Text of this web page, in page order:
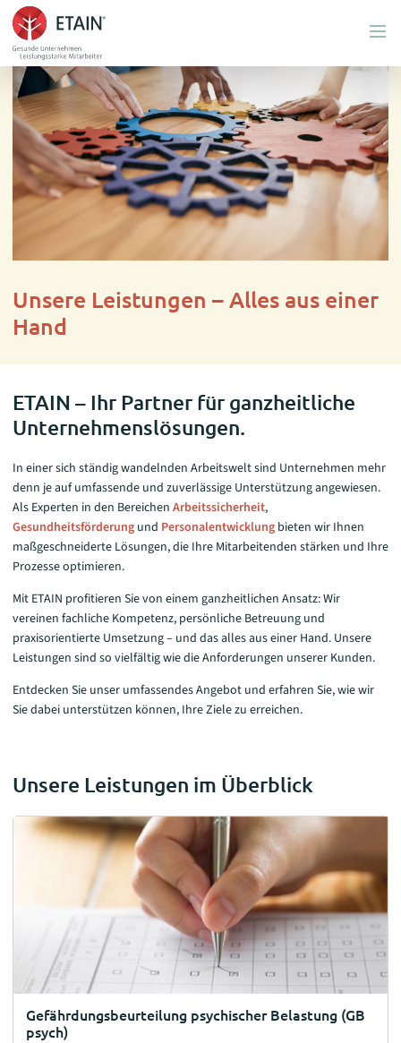
Menü
Unsere Leistungen – Alles aus einer
Hand
ETAIN – Ihr Partner für ganzheitliche
Unternehmenslösungen.
In einer sich ständig wandelnden Arbeitswelt sind Unternehmen mehr
denn je auf umfassende und zuverlässige Unterstützung angewiesen.
Als Experten in den Bereichen Arbeitssicherheit,
Gesundheitsförderung und Personalentwicklung bieten wir Ihnen
maßgeschneiderte Lösungen, die Ihre Mitarbeitenden stärken und Ihre
Prozesse optimieren.
Mit ETAIN profitieren Sie von einem ganzheitlichen Ansatz: Wir
vereinen fachliche Kompetenz, persönliche Betreuung und
praxisorientierte Umsetzung – und das alles aus einer Hand. Unsere
Leistungen sind so vielfältig wie die Anforderungen unserer Kunden.
Entdecken Sie unser umfassendes Angebot und erfahren Sie, wie wir
Sie dabei unterstützen können, Ihre Ziele zu erreichen.
Unsere Leistungen im Überblick
Gefährdungsbeurteilung psychischer Belastung (GB
psych)